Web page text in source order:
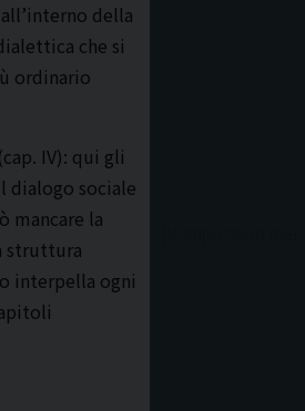
della
che si
ordinario
IV): qui gli
dialogo sociale
mancare la
struttura
interpella ogni